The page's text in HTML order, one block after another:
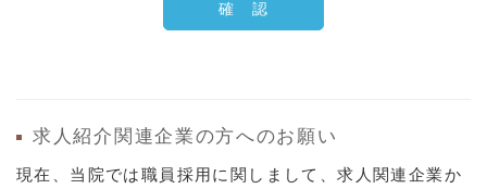
求人紹介関連企業の方へのお願い
現在、当院では職員採用に関しまして、求人関連企業か